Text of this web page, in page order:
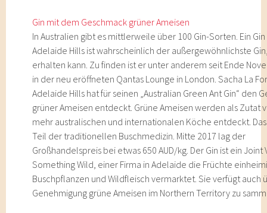
Gin mit dem Geschmack grüner Ameisen
In Australien gibt es mittlerweile über 100 Gin-Sorten. Ein
Adelaide Hills ist wahrscheinlich der außergewöhnlichste
erhalten kann. Zu finden ist er unter anderem seit Ende
in der neu eröffneten Qantas Lounge in London. Sacha La
Adelaide Hills hat für seinen „Australian Green Ant Gin“ den
grüner Ameisen entdeckt. Grüne Ameisen werden als Zutat
mehr australischen und internationalen Köche entdeckt.
Teil der traditionellen Buschmedizin. Mitte 2017 lag der
Großhandelspreis bei etwas 650 AUD/kg. Der Gin ist ein
Something Wild, einer Firma in Adelaide die Früchte
Buschpflanzen und Wildfleisch vermarktet. Sie verfügt auch
Genehmigung grüne Ameisen im Northern Territory zu